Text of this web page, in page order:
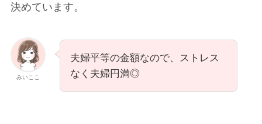
決めています。
みいここ
夫婦平等の金額なので、ストレス
なく夫婦円満◎